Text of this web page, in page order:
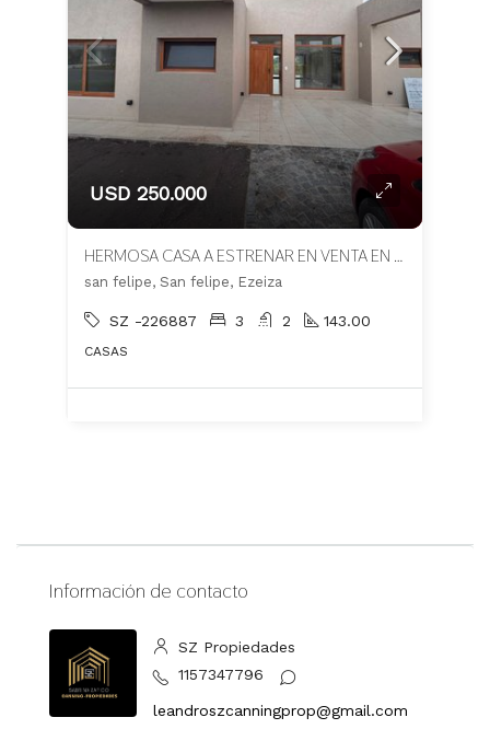
USD 250.000
HERMOSA CASA A ESTRENAR EN VENTA EN BARRIO SAN FELIPE
san felipe, San felipe, Ezeiza
SZ -226887 3 2 143.00
CASAS
Información de contacto
SZ Propiedades
1157347796
leandroszcanningprop@gmail.com